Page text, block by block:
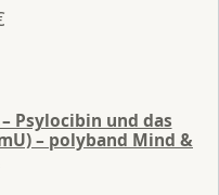
Psylocibin und das
– polyband Mind &